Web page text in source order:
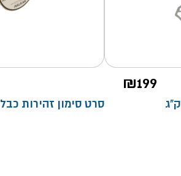
₪199
סרט סימון זהירות כבל